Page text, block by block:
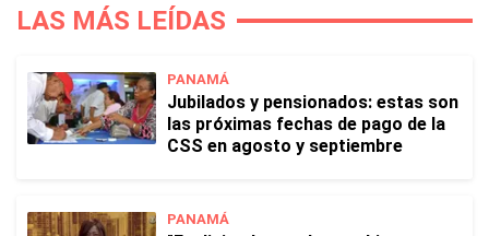
LAS MÁS LEÍDAS
PANAMÁ
Jubilados y pensionados: estas son
las próximas fechas de pago de la
CSS en agosto y septiembre
PANAMÁ